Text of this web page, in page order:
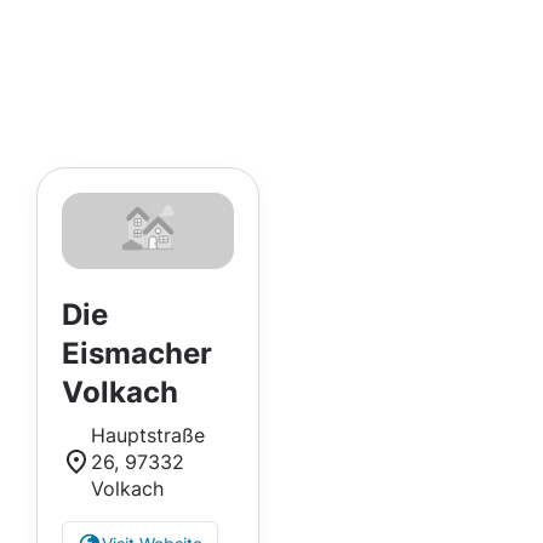
Die
Eismacher
Volkach
Hauptstraße
26, 97332
Volkach